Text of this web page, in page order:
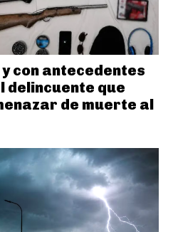
con antecedentes
delincuente que
de muerte al